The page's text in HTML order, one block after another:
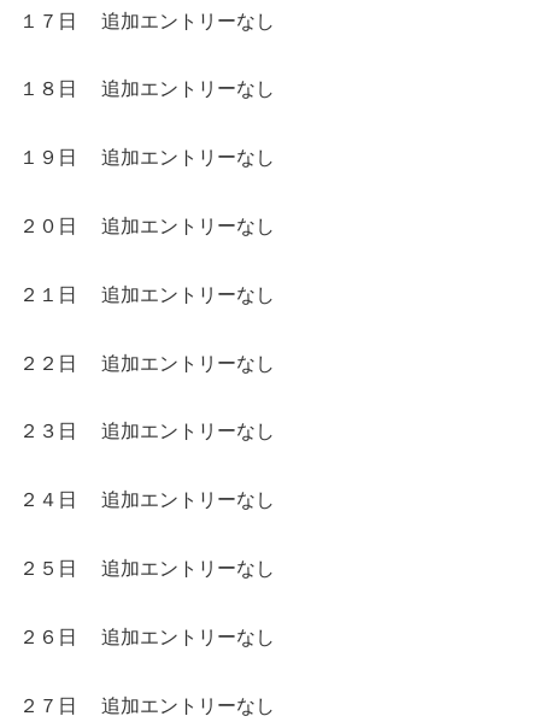
１７日 追加エントリーなし
１８日 追加エントリーなし
１９日 追加エントリーなし
２０日 追加エントリーなし
２１日 追加エントリーなし
２２日 追加エントリーなし
２３日 追加エントリーなし
２４日 追加エントリーなし
２５日 追加エントリーなし
２６日 追加エントリーなし
２７日 追加エントリーなし